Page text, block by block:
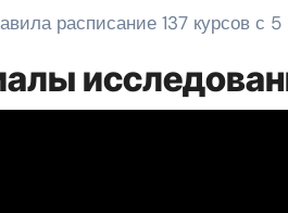
расписание 137 курсов с